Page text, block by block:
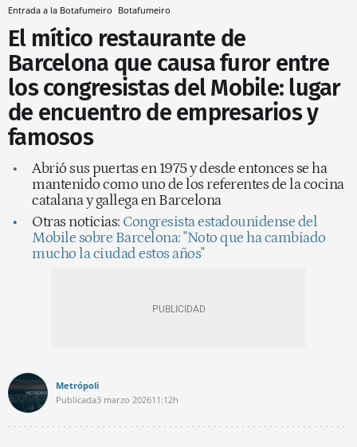
Entrada a la Botafumeiro Botafumeiro
El mítico restaurante de
Barcelona que causa furor entre
los congresistas del Mobile: lugar
de encuentro de empresarios y
famosos
Abrió sus puertas en 1975 y desde entonces se ha
mantenido como uno de los referentes de la cocina
catalana y gallega en Barcelona
Otras noticias: Congresista estadounidense del
Mobile sobre Barcelona: "Noto que ha cambiado
mucho la ciudad estos años"
Metrópoli
Publicada3 marzo 202611:12h